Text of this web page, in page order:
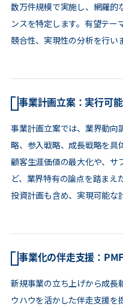
数万件規模で実施し、網羅的
ンスを特定します。有望テー
競合性、実現性の分析を行い
事業計画立案：実行可
事業計画立案では、業界動向
略、参入戦略、成長戦略を具
顧客生涯価値の最大化や、サ
ど、業界特有の論点を踏まえ
投資計画も含め、実現可能な
事業化の伴走支援：
新規事業の立ち上げから成長
ウハウを活かした伴走支援を